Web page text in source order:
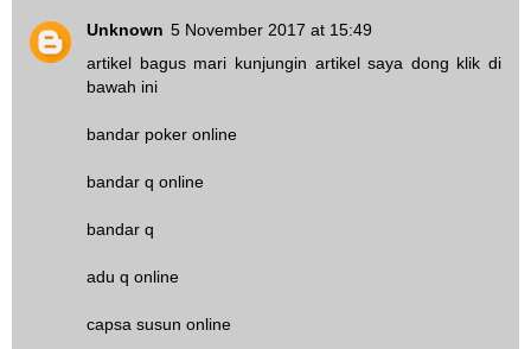
Unknown 5 November 2017 at 15:49
artikel bagus mari kunjungin artikel saya dong klik di
bawah ini
bandar poker online
bandar q online
bandar q
adu q online
capsa susun online